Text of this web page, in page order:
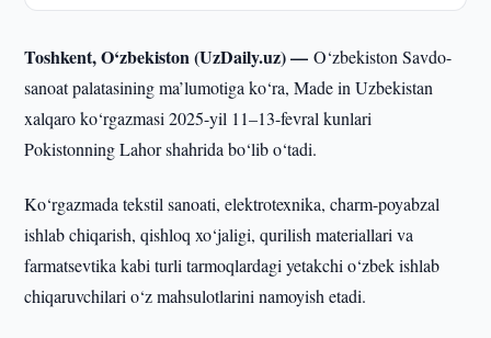
Toshkent, O‘zbekiston (UzDaily.uz) —O‘zbekiston Savdo-
sanoat palatasining ma’lumotiga ko‘ra, Made in Uzbekistan
xalqaro ko‘rgazmasi 2025-yil 11–13-fevral kunlari
Pokistonning Lahor shahrida bo‘lib o‘tadi.
Ko‘rgazmada tekstil sanoati, elektrotexnika, charm-poyabzal
ishlab chiqarish, qishloq xo‘jaligi, qurilish materiallari va
farmatsevtika kabi turli tarmoqlardagi yetakchi o‘zbek ishlab
chiqaruvchilari o‘z mahsulotlarini namoyish etadi.